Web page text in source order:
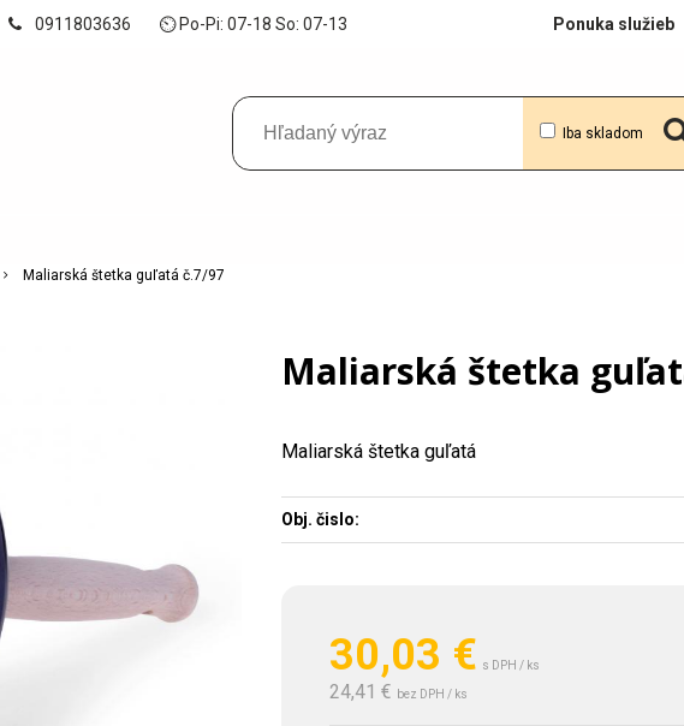
0911803636 ⏲ Po-Pi: 07-18 So: 07-13
Iba skladom
Ponuka služieb
Maliarská štetka guľatá č.7/97
Maliarská štetka
30,03 € s DPH / ks
24,41 € bez DPH / ks
Maliarská štetka guľatá
Obj. čislo: